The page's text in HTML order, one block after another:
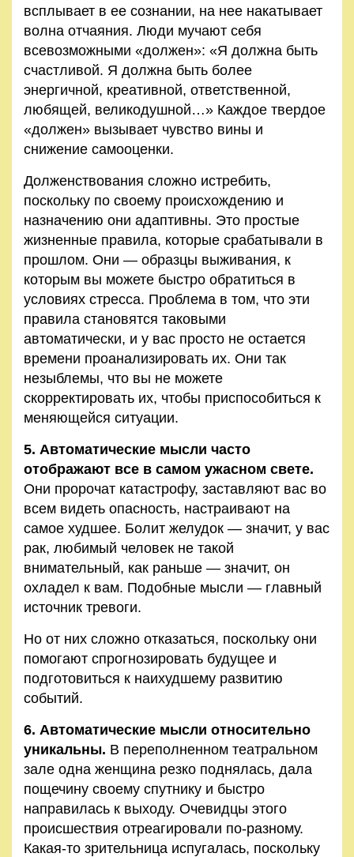
всплывает в ее сознании, на нее накатывает
волна отчаяния. Люди мучают себя
всевозможными «должен»: «Я должна быть
счастливой. Я должна быть более
энергичной, креативной, ответственной,
любящей, великодушной…» Каждое твердое
«должен» вызывает чувство вины и
снижение самооценки.
Долженствования сложно истребить,
поскольку по своему происхождению и
назначению они адаптивны. Это простые
жизненные правила, которые срабатывали в
прошлом. Они — образцы выживания, к
которым вы можете быстро обратиться в
условиях стресса. Проблема в том, что эти
правила становятся таковыми
автоматически, и у вас просто не остается
времени проанализировать их. Они так
незыблемы, что вы не можете
скорректировать их, чтобы приспособиться к
меняющейся ситуации.
5. Автоматические мысли часто
отображают все в самом ужасном свете.
Они пророчат катастрофу, заставляют вас во
всем видеть опасность, настраивают на
самое худшее. Болит желудок — значит, у вас
рак, любимый человек не такой
внимательный, как раньше — значит, он
охладел к вам. Подобные мысли — главный
источник тревоги.
Но от них сложно отказаться, поскольку они
помогают спрогнозировать будущее и
подготовиться к наихудшему развитию
событий.
6. Автоматические мысли относительно
уникальны. В переполненном театральном
зале одна женщина резко поднялась, дала
пощечину своему спутнику и быстро
направилась к выходу. Очевидцы этого
происшествия отреагировали по-разному.
Какая-то зрительница испугалась, поскольку